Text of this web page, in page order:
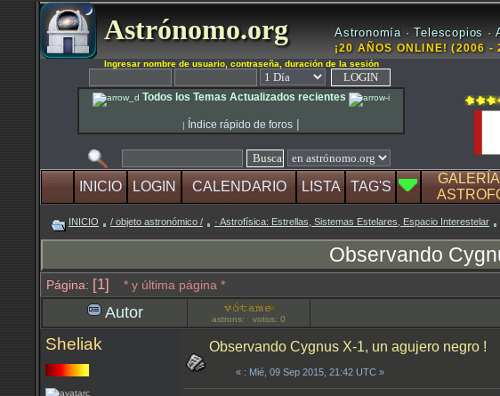
Astrónomo.org Astronomía · Telescopios ·
¡20 AÑOS ONLINE! (2006 -
Ingresar nombre de usuario, contraseña, duración de la sesión
Todos los Temas Actualizados recientes
| Índice rápido de foros |
INICIO LOGIN CALENDARIO LISTA TAG'S
INICIO / objeto astronómico / · Astrofísica: Estrellas, Sistemas Estelares, Espacio Interestelar
Observando
Página: [1] * y última página *
Autor astrons: votos: 0
Sheliak Observando Cygnus X-1, un agujero negro !
« : Mié, 09 Sep 2015, 21:42 UTC »